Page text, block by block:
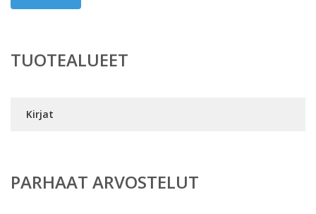
TUOTEALUEET
Kirjat
PARHAAT ARVOSTELUT